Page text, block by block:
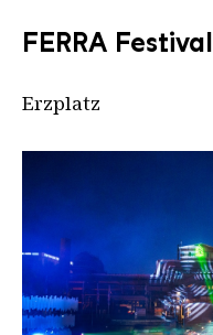
FERRA Festival
Erzplatz